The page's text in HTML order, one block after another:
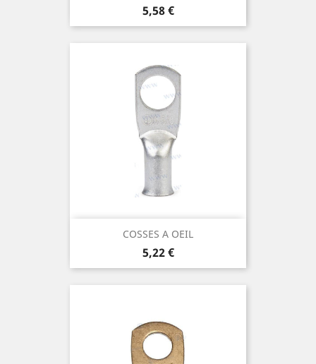
Prix
5,58 €
COSSES A OEIL
Prix
5,22 €